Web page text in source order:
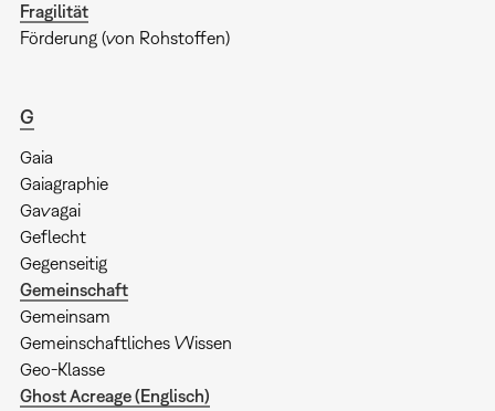
Fragilität
Förderung (von Rohstoffen)
G
Gaia
Gaiagraphie
Gavagai
Geflecht
Gegenseitig
Gemeinschaft
Gemeinsam
Gemeinschaftliches Wissen
Geo-Klasse
Ghost Acreage (Englisch)